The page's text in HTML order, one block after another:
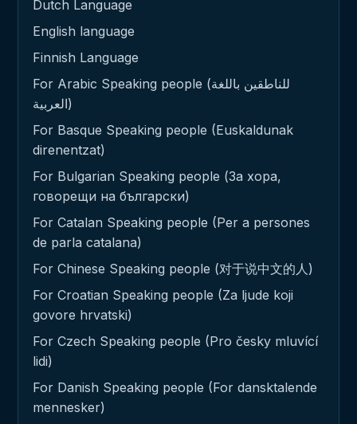
Dutch Language
English language
Finnish Language
For Arabic Speaking people (للناطقين باللغة
العربية)
For Basque Speaking people (Euskaldunak
direnentzat)
For Bulgarian Speaking people (За хора,
говорещи на български)
For Catalan Speaking people (Per a persones
de parla catalana)
For Chinese Speaking people (对于说中文的人)
For Croatian Speaking people (Za ljude koji
govore hrvatski)
For Czech Speaking people (Pro česky mluvící
lidi)
For Danish Speaking people (For dansktalende
mennesker)